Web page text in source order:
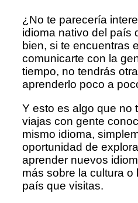
¿No te parecería
idioma nativo del país
bien, si te encuentras
comunicarte con la
tiempo, no tendrás
aprenderlo poco a
Y esto es algo que no
viajas con gente
mismo idioma,
oportunidad de
aprender nuevos
más sobre la cultura o
país que visitas.